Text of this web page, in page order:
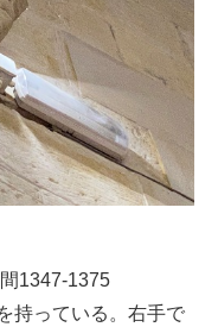
1347-1375
持っている。右手で